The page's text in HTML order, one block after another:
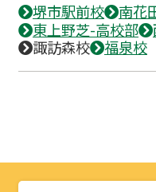
堺市駅前校 南花
東上野芝-高校部
諏訪森校
福泉校